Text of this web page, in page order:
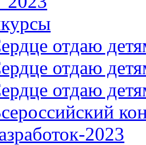
отдаю
отдаю
отдаю
2023